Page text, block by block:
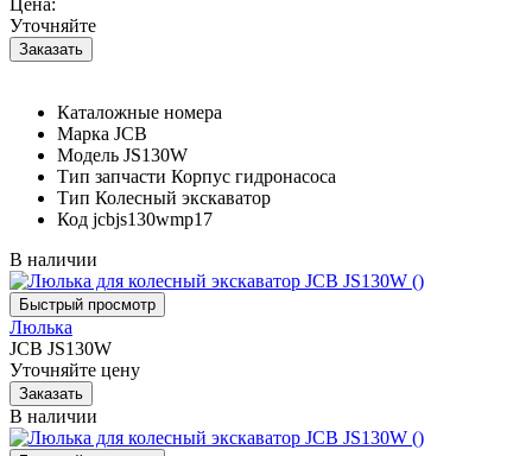
Уточняйте
Каталожные номера
Марка JCB
Модель JS130W
Тип запчасти Корпус гидронасоса
Тип Колесный экскаватор
Код jcbjs130wmp17
В наличии
Люлька
JCB JS130W
Уточняйте цену
В наличии